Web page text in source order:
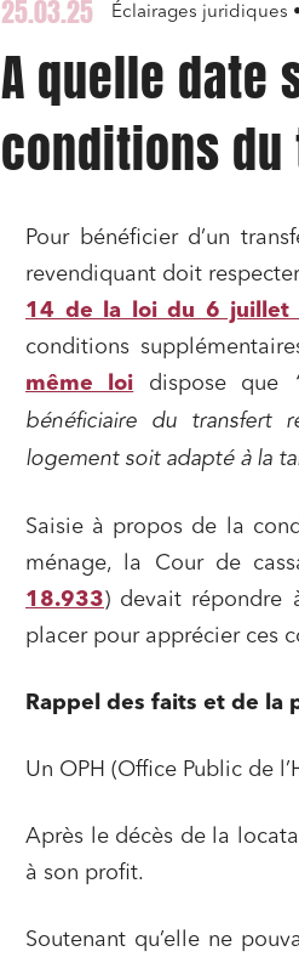
25.03.25 Éclairages juridiques
A quelle date
conditions
Pour bénéficier d’un
revendiquant doit
14 de la loi du 6 juillet
conditions
même loi dispose que
bénéficiaire du transfert
logement soit adapté à la
Saisie à propos de la
ménage, la Cour de
18.933) devait répondre
placer pour apprécier ces
Rappel des faits et de la
Un OPH (Office Public de
Après le décès de la
à son profit.
Soutenant qu’elle ne